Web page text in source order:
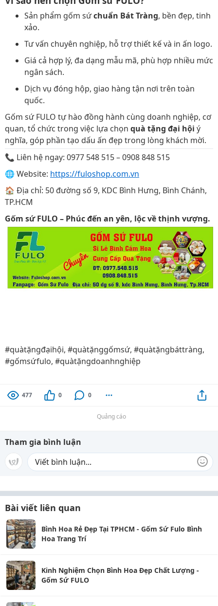
Sản phẩm gốm sứchuẩn Bát Tràng, bền đẹp, tinh
xảo.
Tư vấn chuyên nghiệp, hỗ trợ thiết kế và in ấn logo.
Giá cả hợp lý, đa dạng mẫu mã, phù hợp nhiều mức
ngân sách.
Dịch vụ đóng hộp, giao hàng tận nơi trên toàn
quốc.
Gốm sứ FULO tự hào đồng hành cùng doanh nghiệp, cơ
quan, tổ chức trong việc lựa chọn quà tặng đại hội ý
nghĩa, góp phần tạo dấu ấn đẹp trong lòng khách mời.
📞 Liên hệ ngay: 0977 548 515 – 0908 848 515
🌐 Website: https://fuloshop.com.vn
🏠 Địa chỉ: 50 đường số 9, KDC Bình Hưng, Bình Chánh,
TP.HCM
Gốm sứ FULO – Phúc đến an yên, lộc về thịnh vượng.
#quàtặngđạihội, #quàtặnggốmsứ, #quàtặngbáttràng,
#gốmsứfulo, #quàtặngdoanhnghiệp
477 0 0
Quảng cáo
Tham gia bình luận
Bài viết liên quan
Bình Hoa Rẻ Đẹp Tại TPHCM - Gốm Sứ Fulo Bình
Hoa Trang Trí
Kinh Nghiệm Chọn Bình Hoa Đẹp Chất Lượng -
Gốm Sứ FULO